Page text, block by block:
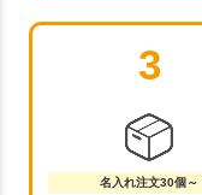
3
名入れ注文30個～